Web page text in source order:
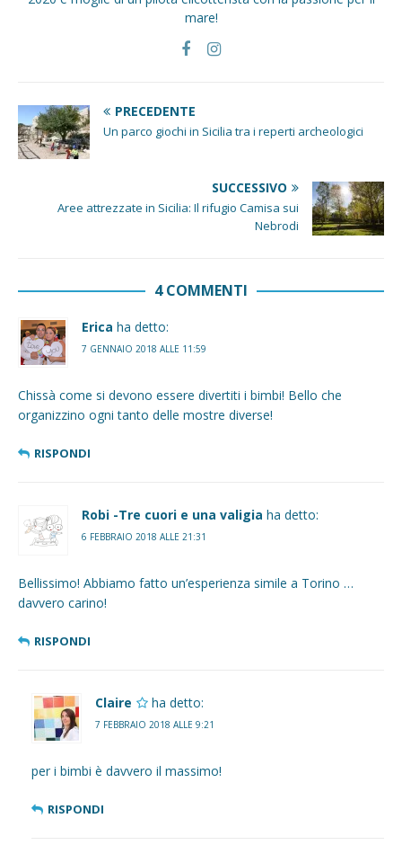
mare!
PRECEDENTE
Un parco giochi in Sicilia tra i reperti archeologici
SUCCESSIVO
Aree attrezzate in Sicilia: Il rifugio Camisa sui
Nebrodi
4 COMMENTI
Erica ha detto:
7 GENNAIO 2018 ALLE 11:59
Chissà come si devono essere divertiti i bimbi! Bello che
organizzino ogni tanto delle mostre diverse!
RISPONDI
Robi -Tre cuori e una valigia ha detto:
6 FEBBRAIO 2018 ALLE 21:31
Bellissimo! Abbiamo fatto un’esperienza simile a Torino …
davvero carino!
RISPONDI
Claire ha detto:
7 FEBBRAIO 2018 ALLE 9:21
per i bimbi è davvero il massimo!
RISPONDI